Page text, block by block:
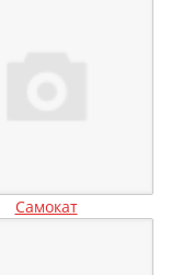
Самокат